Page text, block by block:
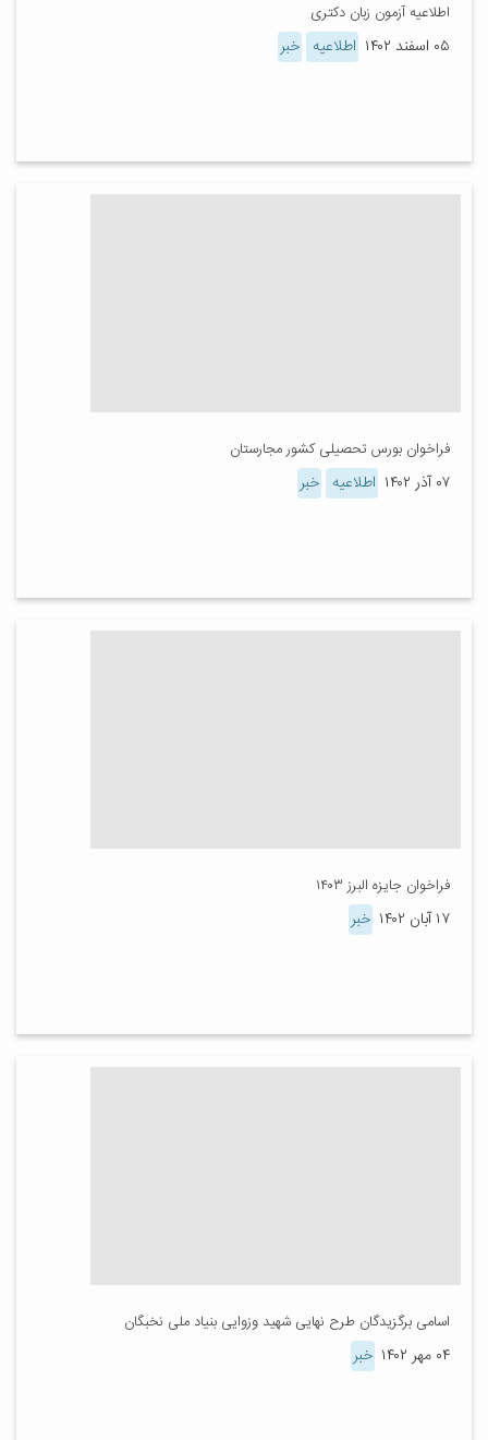
اطلاعیه آزمون زبان دکتری
۰۵ اسفند ۱۴۰۲ اطلاعیه خبر
فراخوان بورس تحصیلی کشور مجارستان
۰۷ آذر ۱۴۰۲ اطلاعیه خبر
فراخوان جایزه البرز ۱۴۰۳
۱۷ آبان ۱۴۰۲ خبر
اسامی برگزیدگان طرح نهایی شهید وزوایی بنیاد ملی نخبگان
۰۴ مهر ۱۴۰۲ خبر